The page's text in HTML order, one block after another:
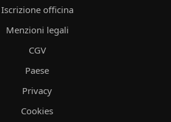
Iscrizione officina
Menzioni legali
CGV
Paese
Privacy
Cookies